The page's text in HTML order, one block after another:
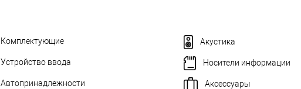
Комплектующие Акустика
Устройство ввода Носители информации
Автопринадлежности Аксессуары